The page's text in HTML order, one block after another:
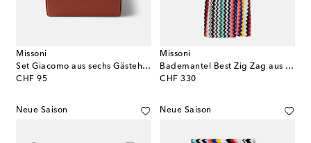
Missoni
Set Giacomo aus sechs Gästehandtüchern
CHF 95
original price
Missoni
Bademantel Best Zig Zag aus Frottee
CHF 330
original price
Neue Saison Neue Saison